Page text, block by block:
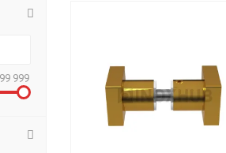
99 999